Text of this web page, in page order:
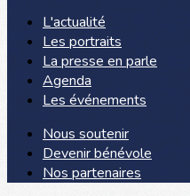
L'actualité
Les portraits
La presse en parle
Agenda
Les événements
Nous soutenir
Devenir bénévole
Nos partenaires